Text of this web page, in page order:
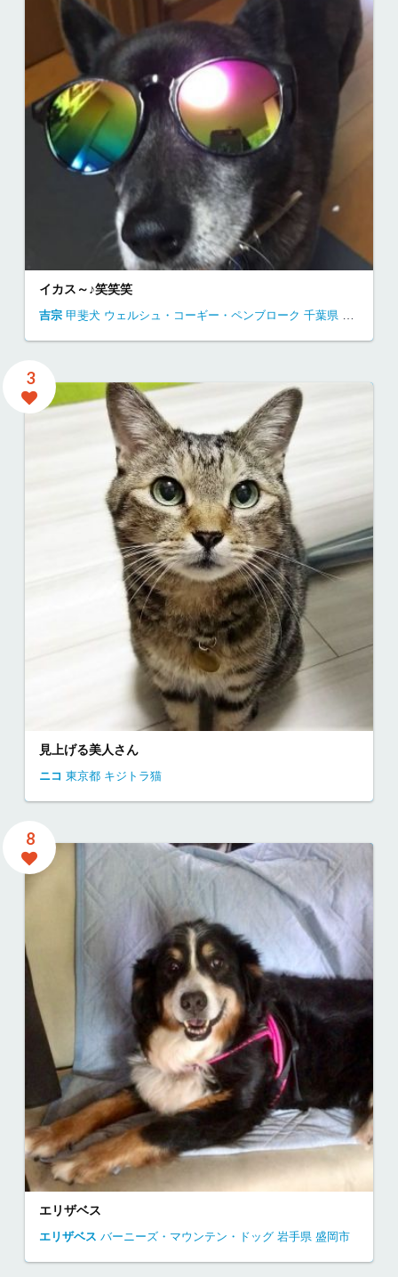
イカス～♪笑笑笑
吉宗 甲斐犬 ウェルシュ・コーギー・ペンブローク 千葉県
3
見上げる美人さん
ニコ 東京都 キジトラ猫
8
エリザベス
エリザベス バーニーズ・マウンテン・ドッグ 岩手県 盛岡市